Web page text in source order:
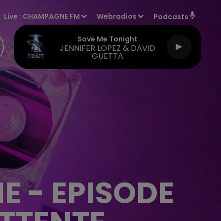
Live : CHAMPAGNE FM Webradios Podcasts
Save Me Tonight
JENNIFER LOPEZ & DAVID
GUETTA
- EPISODE